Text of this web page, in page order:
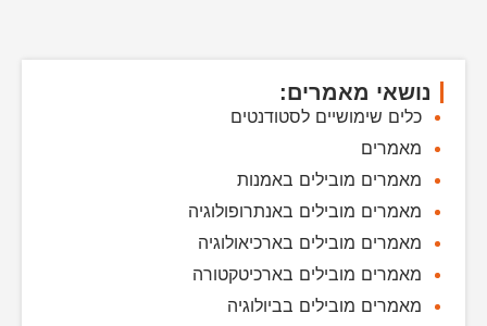
נושאי מאמרים:
כלים שימושיים לסטודנטים
מאמרים
מאמרים מובילים באמנות
מאמרים מובילים באנתרופולוגיה
מאמרים מובילים בארכיאולוגיה
מאמרים מובילים בארכיטקטורה
מאמרים מובילים בביולוגיה